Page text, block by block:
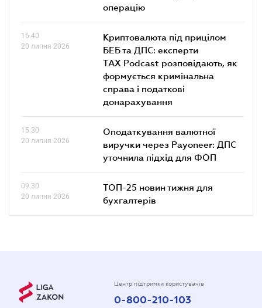
операцію
16.40
20 липня 2026
Криптовалюта під прицілом
БЕБ та ДПС: експерти
TAX Podcast розповідають, як
формується кримінальна
справа і податкові
донарахування
15.30
20 липня 2026
Оподаткування валютної
виручки через Payoneer: ДПС
уточнила підхід для ФОП
09.30
20 липня 2026
ТОП-25 новин тижня для
бухгалтерів
Центр підтримки користувачів
0-800-210-103